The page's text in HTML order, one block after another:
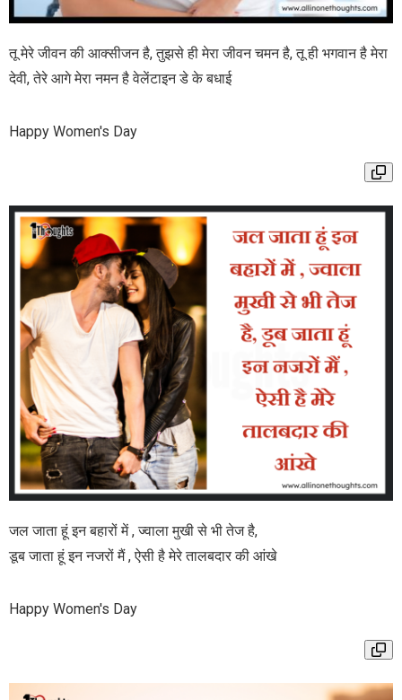
तू मेरे जीवन की आक्सीजन है, तुझसे ही मेरा जीवन चमन है, तू ही भगवान है मेरा
देवी, तेरे आगे मेरा नमन है वेलेंटाइन डे के बधाई
Happy Women's Day
जल जाता हूं इन बहारों में , ज्वाला मुखी से भी तेज है,
डूब जाता हूं इन नजरों मैं , ऐसी है मेरे तालबदार की आंखे
Happy Women's Day